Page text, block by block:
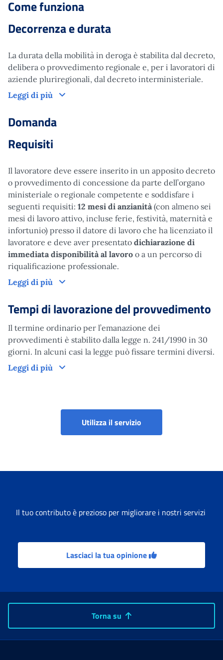
Come funziona
Decorrenza e durata
La durata della mobilità in deroga è stabilita dal decreto,
delibera o provvedimento regionale e, per i lavoratori di
aziende pluriregionali, dal decreto interministeriale.
Leggi di più
Come funziona
Domanda
Requisiti
Il lavoratore deve essere inserito in un apposito decreto
o provvedimento di concessione da parte dell’organo
ministeriale o regionale competente e soddisfare i
seguenti requisiti: 12 mesi di anzianità (con almeno sei
mesi di lavoro attivo, incluse ferie, festività, maternità e
infortunio) presso il datore di lavoro che ha licenziato il
lavoratore e deve aver presentato dichiarazione di
immediata disponibilità al lavoro o a un percorso di
riqualificazione professionale.
Leggi di più
Domanda
Tempi di lavorazione del provvedimento
Il termine ordinario per l’emanazione dei
provvedimenti è stabilito dalla legge n. 241/1990 in 30
giorni. In alcuni casi la legge può fissare termini diversi.
Leggi di più
Tempi di lavorazione del provvedimento
Utilizza il servizio
Il tuo contributo è prezioso per migliorare i nostri servizi
Lasciaci la tua opinione
Torna su